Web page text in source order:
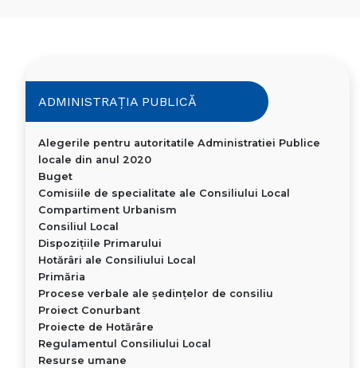
ADMINISTRAȚIA PUBLICĂ
Alegerile pentru autoritatile Administratiei Publice
locale din anul 2020
Buget
Comisiile de specialitate ale Consiliului Local
Compartiment Urbanism
Consiliul Local
Dispoziţiile Primarului
Hotărâri ale Consiliului Local
Primăria
Procese verbale ale ședințelor de consiliu
Proiect Conurbant
Proiecte de Hotărâre
Regulamentul Consiliului Local
Resurse umane